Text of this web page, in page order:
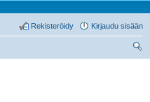
Kirjaudu sisään
Rekisteröidy